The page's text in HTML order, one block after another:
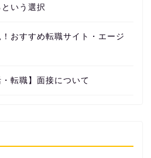
いう選択
おすすめ転職サイト・エージ
・転職】面接について